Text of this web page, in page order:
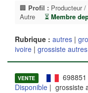
🏢 Profil : Producteur
Autre
⏳ Membre
Rubrique : autres |
ivoire | grossiste autres
VENTE 698851
Disponible | grossiste